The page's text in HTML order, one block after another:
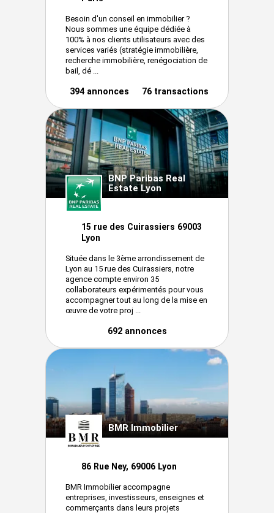
Besoin d'un conseil en immobilier ?
Nous sommes une équipe dédiée à
100% à nos clients utilisateurs avec des
services variés (stratégie immobilière,
recherche immobilière, renégociation de
bail, dé ...
394 annonces 76 transactions
BNP Paribas Real
Estate Lyon
15 rue des Cuirassiers 69003
Lyon
Située dans le 3ème arrondissement de
Lyon au 15 rue des Cuirassiers, notre
agence compte environ 35
collaborateurs expérimentés pour vous
accompagner tout au long de la mise en
œuvre de votre proj ...
692 annonces
BMR Immobilier
86 Rue Ney, 69006 Lyon
BMR Immobilier accompagne
entreprises, investisseurs, enseignes et
commerçants dans leurs projets